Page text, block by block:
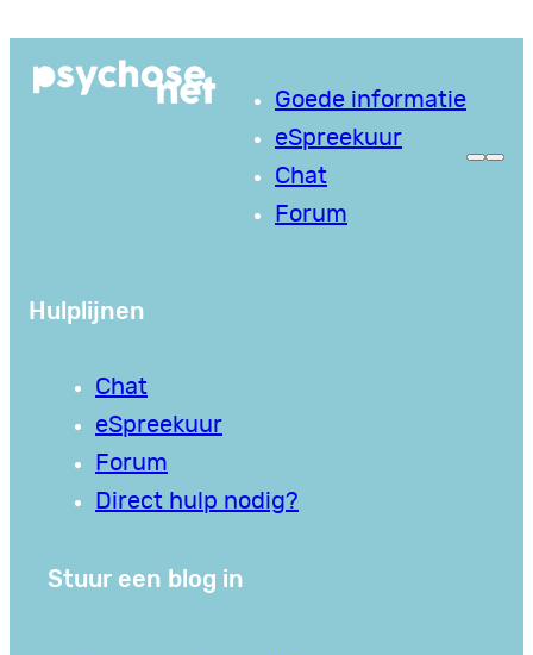
naar
Goede informatie
eSpreekuur
Chat
Forum
Hulplijnen
Chat
eSpreekuur
Forum
Direct hulp nodig?
Stuur een blog in